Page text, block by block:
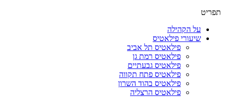
תפריט
על הקהילה
שיעורי פילאטיס
פילאטיס תל אביב
פילאטיס רמת גן
פילאטיס גבעתיים
פילאטיס פתח תקווה
פילאטיס בהוד השרון
פילאטיס הרצליה